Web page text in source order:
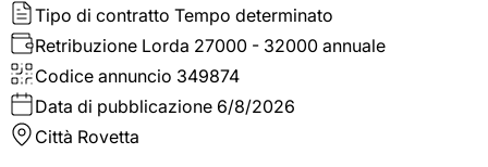
Tipo di contratto Tempo determinato
Retribuzione Lorda 27000 - 32000 annuale
Codice annuncio 349874
Data di pubblicazione 6/8/2026
Città Rovetta